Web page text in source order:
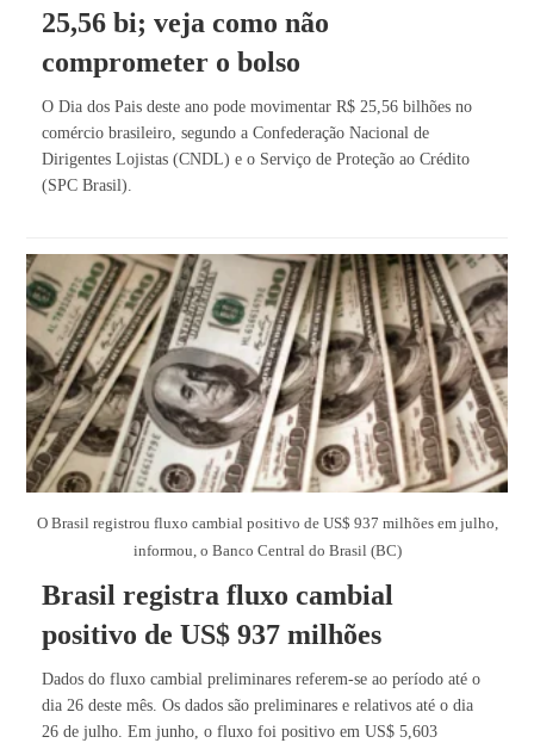
25,56 bi; veja como não
comprometer o bolso
O Dia dos Pais deste ano pode movimentar R$ 25,56 bilhões no
comércio brasileiro, segundo a Confederação Nacional de
Dirigentes Lojistas (CNDL) e o Serviço de Proteção ao Crédito
(SPC Brasil).
O Brasil registrou fluxo cambial positivo de US$ 937 milhões em julho,
informou, o Banco Central do Brasil (BC)
Brasil registra fluxo cambial
positivo de US$ 937 milhões
Dados do fluxo cambial preliminares referem-se ao período até o
dia 26 deste mês. Os dados são preliminares e relativos até o dia
26 de julho. Em junho, o fluxo foi positivo em US$ 5,603